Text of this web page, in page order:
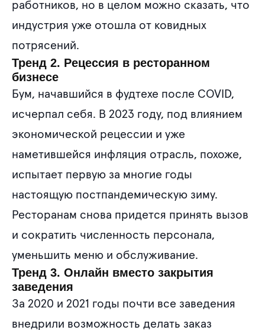
работников, но в целом можно сказать, что
индустрия уже отошла от ковидных
потрясений.
Тренд 2. Рецессия в ресторанном
бизнесе
Бум, начавшийся в фудтехе после COVID,
исчерпал себя. В 2023 году, под влиянием
экономической рецессии и уже
наметившейся инфляция отрасль, похоже,
испытает первую за многие годы
настоящую постпандемическую зиму.
Ресторанам снова придется принять вызов
и сократить численность персонала,
уменьшить меню и обслуживание.
Тренд 3. Онлайн вместо закрытия
заведения
За 2020 и 2021 годы почти все заведения
внедрили возможность делать заказ